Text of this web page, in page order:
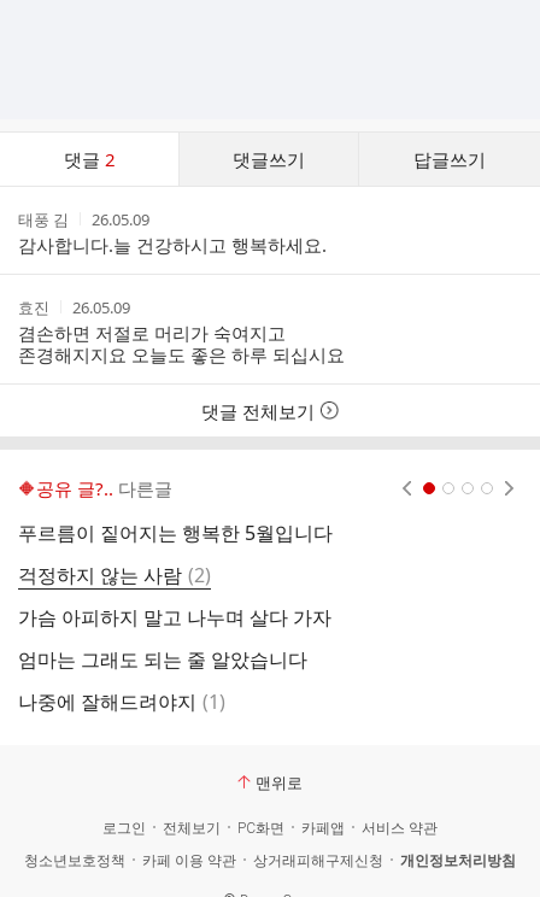
댓글 2 댓글쓰기 답글쓰기
스
작
성
자
태풍 김
작
성
시
간
26.05.09
감사합니다.늘 건강하시고 행복하세요.
작
성
자
효진
작
성
시
간
26.05.09
겸손하면 저절로 머리가 숙여지고
존경해지지요 오늘도 좋은 하루 되십시요
댓글 전체보기
🔶️공유 글?.. 다른글
푸르름이 짙어지는 행복한 5월입니다
걱정하지 않는 사람 댓
글
(2)
가슴 아피하지 말고 나누며 살다 가자
엄마는 그래도 되는 줄 알았습니다
나중에 잘해드려야지 댓
(1)
맨위로
로그인 전체보기 PC화면 카페앱
서비스 약관
청소년보호정책
카페 이용 약관 상거래피해구제신청 개인정보처리방침